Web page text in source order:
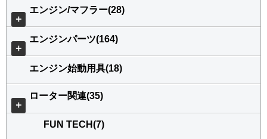
＋
エンジン/マフラー(28)
＋
エンジンパーツ(164)
エンジン始動用具(18)
＋
ローター関連(35)
FUN TECH(7)